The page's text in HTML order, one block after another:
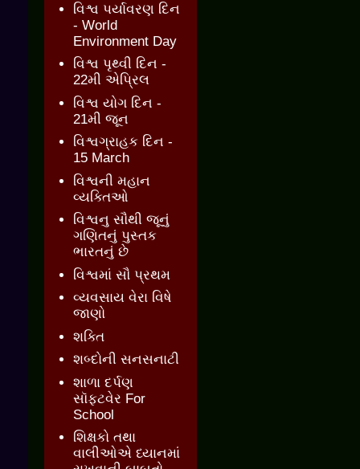
વિશ્વ પર્યાવરણ દિન
- World
Environment Day
વિશ્વ પૃથ્વી દિન -
22મી એપ્રિલ
વિશ્વ યોગ દિન -
21મી જૂન
વિશ્વગ્રાહક દિન -
15 March
વિશ્વની મહાન
વ્યક્તિઓ
વિશ્વનુ સૌથી જૂનું
ગણિતનું પુસ્તક
ભારતનું છે
વિશ્વમાં સૌ પ્રથમ
વ્યવસાય વેરા વિષે
જાણો
શક્તિ
શબ્દોની સનસનાટી
શાળા દર્પણ
સૉફ્ટવેર For
School
શિક્ષકો તથા
વાલીઓએ ધ્યાનમાં